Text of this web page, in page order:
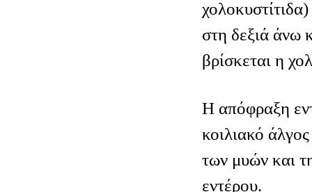
στη δεξιά άνω
βρίσκεται η
Η απόφραξη
κοιλιακό
των μυών και
εντέρου.